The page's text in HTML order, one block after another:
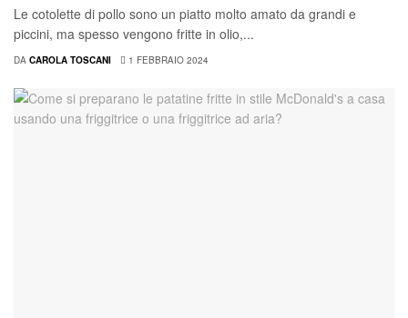
Le cotolette di pollo sono un piatto molto amato da grandi e
piccini, ma spesso vengono fritte in olio,...
DA CAROLA TOSCANI 1 FEBBRAIO 2024